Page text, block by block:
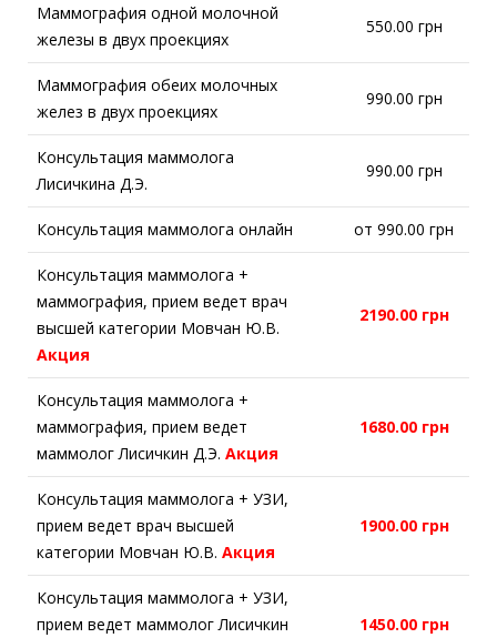
Маммография одной молочной
железы в двух проекциях
550.00 грн
Маммография обеих молочных
желез в двух проекциях
990.00 грн
Консультация маммолога
Лисичкина Д.Э.
990.00 грн
Консультация маммолога онлайн от 990.00 грн
Консультация маммолога +
маммография, прием ведет врач
высшей категории Мовчан Ю.В.
Акция
2190.00 грн
Консультация маммолога +
маммография, прием ведет
маммолог Лисичкин Д.Э. Акция
1680.00 грн
Консультация маммолога + УЗИ,
прием ведет врач высшей
категории Мовчан Ю.В. Акция
1900.00 грн
Консультация маммолога + УЗИ,
прием ведет маммолог Лисичкин
1450.00 грн